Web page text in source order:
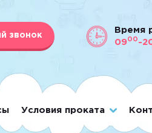
звонок
Время
0900 -
Условия проката